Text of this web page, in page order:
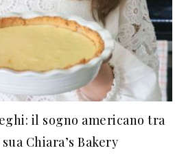
il sogno americano tra
Chiara’s Bakery